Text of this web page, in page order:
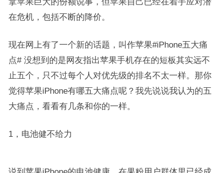
在危机，包括不断的降价。
现在网上有了一个新的话题，叫作苹果#iPhone五大痛
点# 没想到的是网友指出苹果手机存在的短板其实远不
止五个，只不过每个人对优先级的排名不太一样。那你
觉得苹果iPhone有哪五大痛点呢？我先说说我认为的五
大痛点，看看有几条和你的一样。
1，电池健不给力